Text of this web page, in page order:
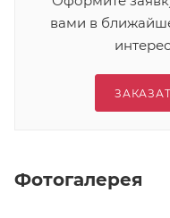
вами в
Фотогалерея